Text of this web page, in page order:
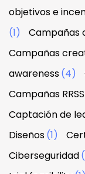
objetivos e
(1)
Campañas
Campañas
awareness(4)
Campañas RRSS
Captación de
Diseños(1)
Ciberseguridad